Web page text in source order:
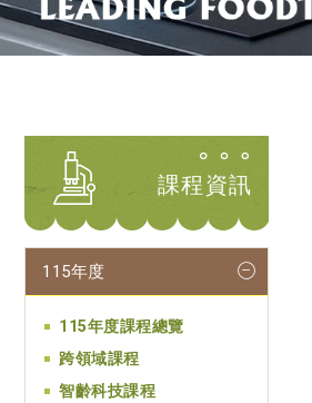
課程資訊
115年度
115年度課程總覽
跨領域課程
智齡科技課程